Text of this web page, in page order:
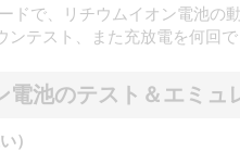
ドで、リチウムイオン電池の
ンテスト、また充放電を何回
電池のテスト＆エミュ
）